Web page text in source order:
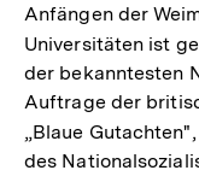
Anfängen der
Universitäten ist
der bekanntesten
Auftrage der
„Blaue
des